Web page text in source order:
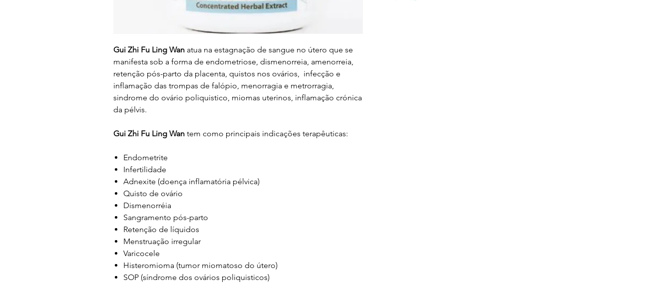
Gui Zhi Fu Ling Wan atua na estagnação de sangue no útero que se
manifesta sob a forma de endometriose, dismenorreia, amenorreia,
retenção pós-parto da placenta, quistos nos ovários, infecção e
inflamação das trompas de falópio, menorragia e metrorragia,
sindrome do ovário poliquistico, miomas uterinos, inflamação crónica
da pélvis.
Gui Zhi Fu Ling Wan tem como principais indicações terapêuticas:
Endometrite
Infertilidade
Adnexite (doença inflamatória pélvica)
Quisto de ovário
Dismenorréia
Sangramento pós-parto
Retenção de líquidos
Menstruação irregular
Varicocele
Histeromioma (tumor miomatoso do útero)
SOP (síndrome dos ovários poliquisticos)